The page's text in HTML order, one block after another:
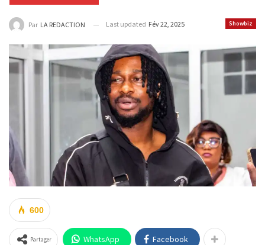
Showbiz
Par LA REDACTION Last updated Fév 22, 2025
600
Partager WhatsApp Facebook